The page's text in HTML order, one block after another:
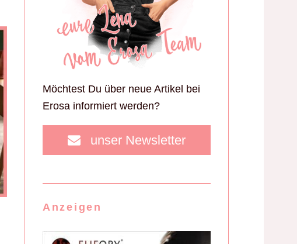
Möchtest Du über neue Artikel bei
Erosa informiert werden?
unser Newsletter
Anzeigen